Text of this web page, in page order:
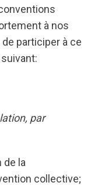
à nos
participer à ce
par
de la
collective;